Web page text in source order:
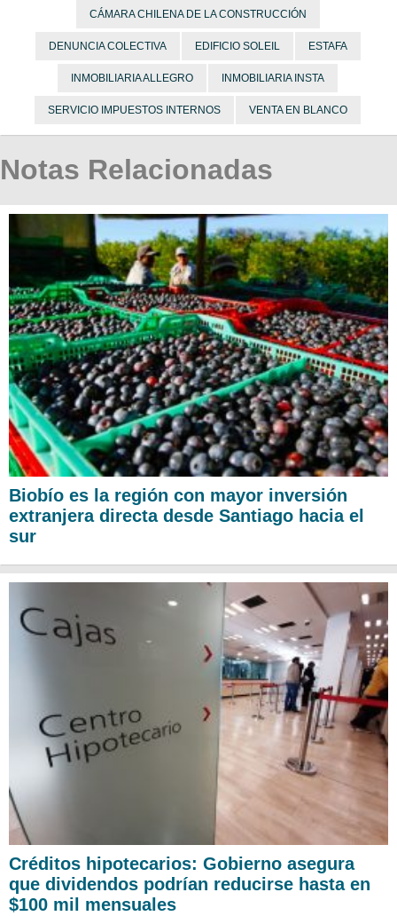
CÁMARA CHILENA DE LA CONSTRUCCIÓN
DENUNCIA COLECTIVA EDIFICIO SOLEIL ESTAFA
INMOBILIARIA ALLEGRO INMOBILIARIA INSTA
SERVICIO IMPUESTOS INTERNOS VENTA EN BLANCO
Notas Relacionadas
Biobío es la región con mayor inversión
extranjera directa desde Santiago hacia el
sur
Créditos hipotecarios: Gobierno asegura
que dividendos podrían reducirse hasta en
$100 mil mensuales